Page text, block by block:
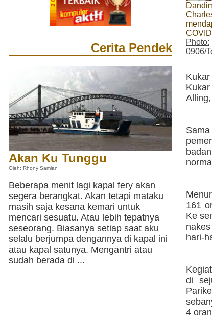
Cerita Pendek
Akan Ku Tunggu
Oleh: Rhony Samlan
Beberapa menit lagi kapal fery akan
segera berangkat. Akan tetapi mataku
masih saja kesana kemari untuk
mencari sesuatu. Atau lebih tepatnya
seseorang. Biasanya setiap saat aku
selalu berjumpa dengannya di kapal ini
atau kapal satunya. Mengantri atau
sudah berada di ...
Photo:
0906/
161
Ke
hari-
di
4